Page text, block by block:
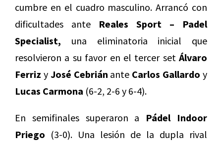
cumbre en el cuadro masculino. Arrancó con
dificultades ante Reales Sport – Padel
Specialist, una eliminatoria inicial que
resolvieron a su favor en el tercer set Álvaro
Ferriz y José Cebrián ante Carlos Gallardo y
Lucas Carmona (6-2, 2-6 y 6-4).
En semifinales superaron a Pádel Indoor
Priego (3-0). Una lesión de la dupla rival